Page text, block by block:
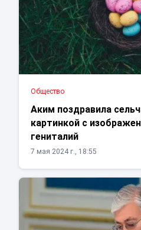
Общество
Аким поздравила
картинкой с
гениталий
7 мая 2024 г., 18:55